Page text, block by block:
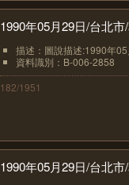
1990年05月29日/台北
描述：圖說描述:1990年
資料識別：B-006-2858
182/1951
1990年05月29日/台北